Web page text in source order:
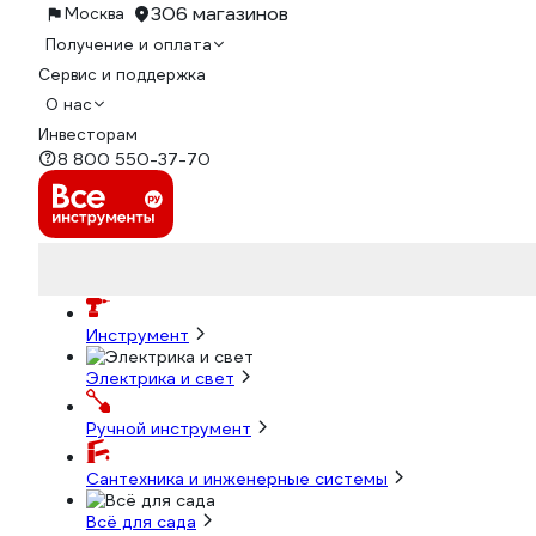
Москва 306 магазинов
Получение и оплата
Сервис и поддержка
О нас
Инвесторам
8 800 550-37-70
Инструмент
Электрика и свет
Ручной инструмент
Сантехника и инженерные системы
Всё для сада